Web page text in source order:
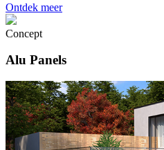
Ontdek meer
Concept
Alu Panels